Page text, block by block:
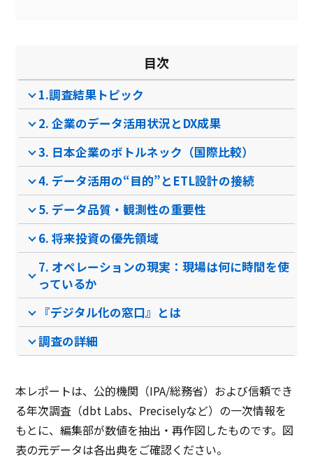
目次
1.調査結果トピック
2. 企業のデータ活用状況とDX成果
3. 日本企業のボトルネック（国際比較）
4. データ活用の“目的”とETL設計の接続
5. データ品質・観測性の重要性
6. 将来投資の優先領域
7. オペレーションの現実：現場は何に時間を使
っているか
『デジタル化の窓口』とは
調査の詳細
本レポートは、公的機関（IPA/総務省）および信頼でき
る年次調査（dbt Labs、Preciselyなど）の一次情報を
もとに、編集部が数値を抽出・再作図したものです。図
表の元データは各出典をご確認ください。